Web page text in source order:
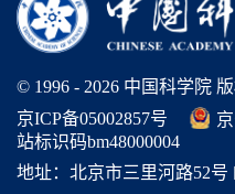
© 1996 - 2026 中国科学院
京ICP备05002857号
站标识码bm48000004
地址：北京市三里河路52号